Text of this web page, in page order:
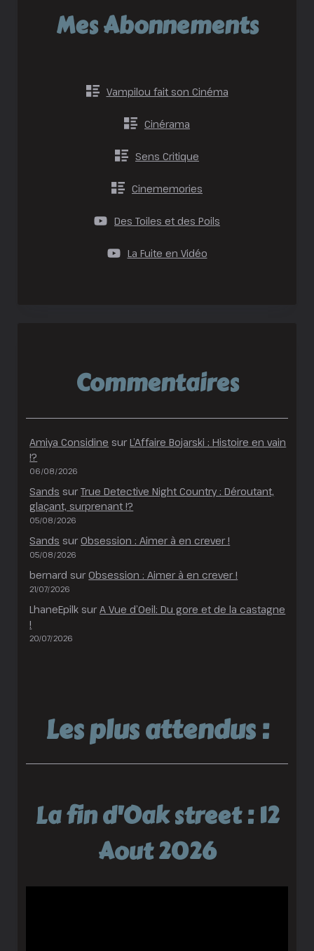
Mes Abonnements
Vampilou fait son Cinéma
Cinérama
Sens Critique
Cinememories
Des Toiles et des Poils
La Fuite en Vidéo
Commentaires
Amiya Considine surL’Affaire Bojarski : Histoire en vain
!?
06/08/2026
Sands surTrue Detective Night Country : Déroutant,
glaçant, surprenant !?
05/08/2026
Sands surObsession : Aimer à en crever !
05/08/2026
bernard surObsession : Aimer à en crever !
21/07/2026
LhaneEpilk surA Vue d’Oeil: Du gore et de la castagne
!
20/07/2026
Les plus attendus :
La fin d'Oak street : 12
Aout 2026